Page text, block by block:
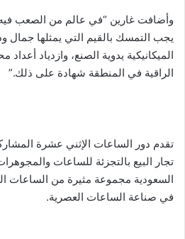
وأضافت غارين “في عالم من الصعب فيه
يجب التمسك بالقيم التي يمثلها جمال
الميكانيكية يدوية الصنع، وازدياد
الراقية في المنطقة شهادة على ذلك.”
تقدم دور الساعات الإثني عشرة
تجار البيع بالتجزئة للساعات
السعودية مجموعة مثيرة من الساعات
في صناعة الساعات العصرية.